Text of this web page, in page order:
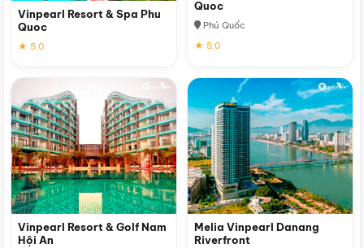
Vinpearl Resort & Spa Phu
Quoc
★ 5.0
Quoc
Phú Quốc
★ 5.0
Vinpearl Resort & Golf Nam
Hội An
Melia Vinpearl Danang
Riverfront